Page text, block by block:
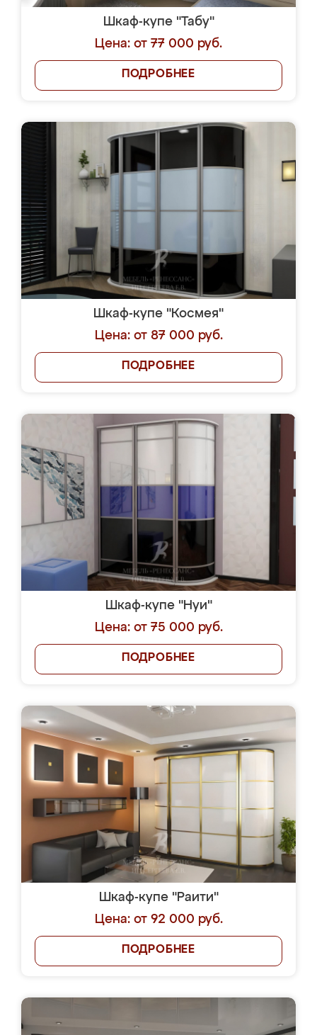
Шкаф-купе "Табу"
Цена: от 77 000 руб.
ПОДРОБНЕЕ
Шкаф-купе "Космея"
Цена: от 87 000 руб.
ПОДРОБНЕЕ
Шкаф-купе "Нуи"
Цена: от 75 000 руб.
ПОДРОБНЕЕ
Шкаф-купе "Раити"
Цена: от 92 000 руб.
ПОДРОБНЕЕ